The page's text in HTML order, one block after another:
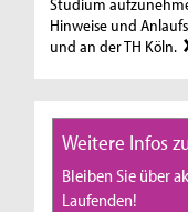
Studium
Hinweise und
und an der TH Köln.
Weitere Infos
Bleiben Sie über
Laufenden!